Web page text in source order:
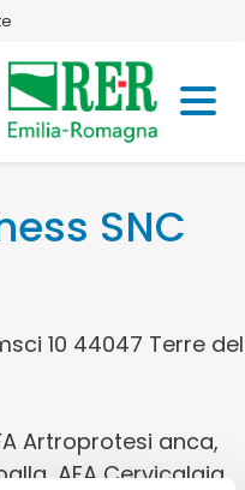
SNC
10 44047 Terre del
Artroprotesi anca,
AFA Cervicalgia,